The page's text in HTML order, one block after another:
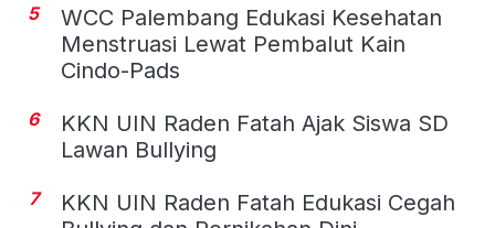
5
WCC Palembang Edukasi Kesehatan
Menstruasi Lewat Pembalut Kain
Cindo-Pads
6
KKN UIN Raden Fatah Ajak Siswa SD
Lawan Bullying
7
KKN UIN Raden Fatah Edukasi Cegah